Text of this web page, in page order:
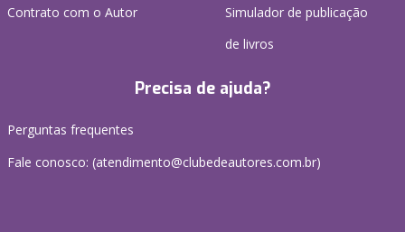
Contrato com o Autor
Simulador de publicação
de livros
Precisa de ajuda?
Perguntas frequentes
Fale conosco: (atendimento@clubedeautores.com.br)